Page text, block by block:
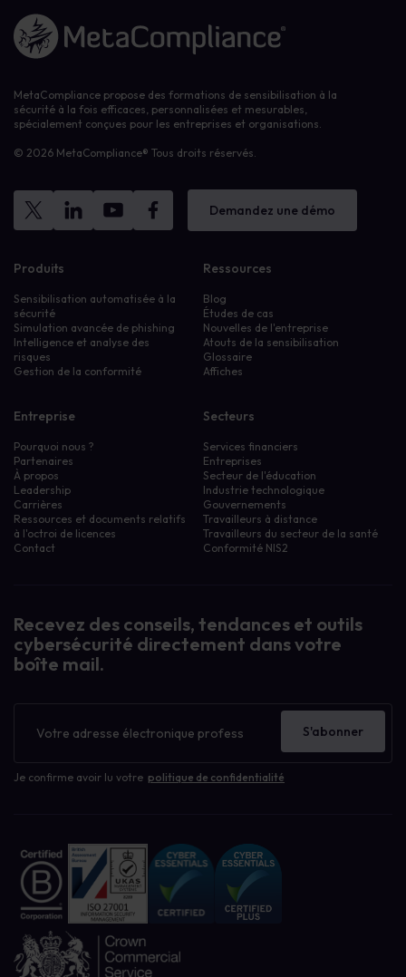
Lien vers la page d'accueil
MetaCompliance propose des formations de sensibilisation à la
sécurité à la fois efficaces, personnalisées et mesurables,
spécialement conçues pour les entreprises et organisations.
© 2026 MetaCompliance® Tous droits réservés.
Demandez une démo
Produits
Sensibilisation automatisée à la
sécurité
Simulation avancée de phishing
Intelligence et analyse des
risques
Gestion de la conformité
Ressources
Blog
Études de cas
Nouvelles de l'entreprise
Atouts de la sensibilisation
Glossaire
Affiches
Entreprise
Pourquoi nous ?
Partenaires
À propos
Leadership
Carrières
Ressources et documents relatifs
à l'octroi de licences
Contact
Secteurs
Services financiers
Entreprises
Secteur de l'éducation
Industrie technologique
Gouvernements
Travailleurs à distance
Travailleurs du secteur de la santé
Conformité NIS2
Recevez des conseils, tendances et outils
cybersécurité directement dans votre
boîte mail.
d'information
Je confirme avoir lu votre politique de confidentialité
S'abonner